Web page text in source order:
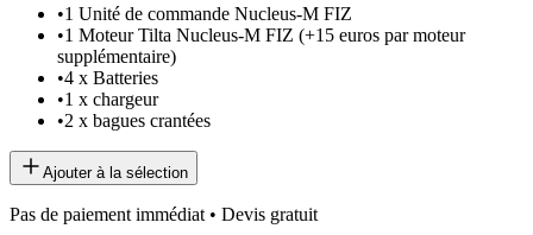
•1 Unité de commande Nucleus-M FIZ
•1 Moteur Tilta Nucleus-M FIZ (+15 euros par moteur
supplémentaire)
•4 x Batteries
•1 x chargeur
•2 x bagues crantées
Ajouter à la sélection
Pas de paiement immédiat • Devis gratuit